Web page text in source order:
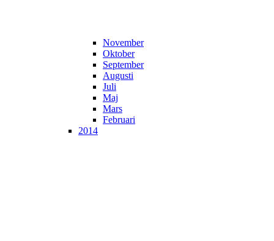
November
Oktober
September
Augusti
Juli
Maj
Mars
Februari
2014